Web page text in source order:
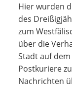
Hier wurden
des
zum
über die
Stadt auf
Postkuriere
Nachrichten